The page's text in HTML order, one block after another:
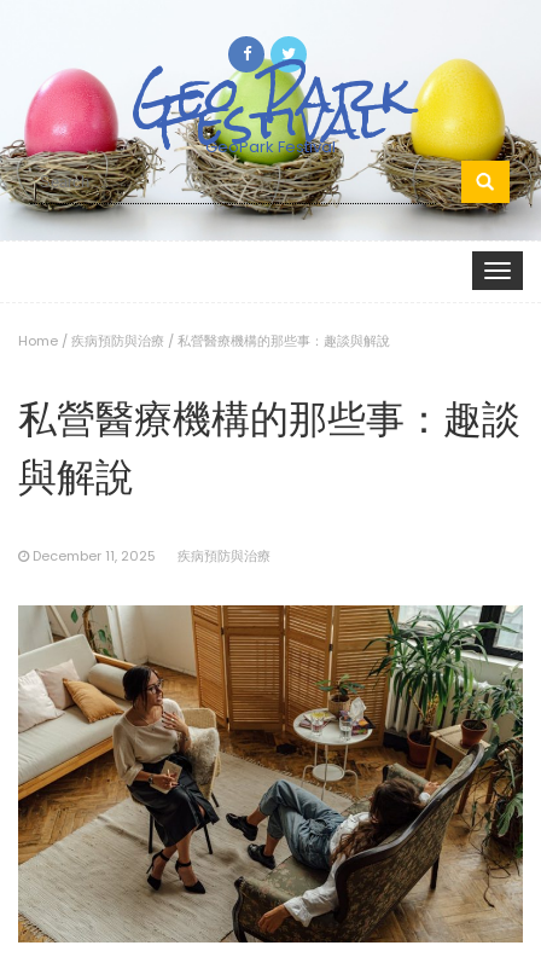
Geo Park
Festival
GeoPark Festival
Search
for:
Toggle
Home /疾病預防與治療 /私營醫療機構的那些事：趣談與解說
私營醫療機構的那些事：趣談
與解說
December 11, 2025 疾病預防與治療